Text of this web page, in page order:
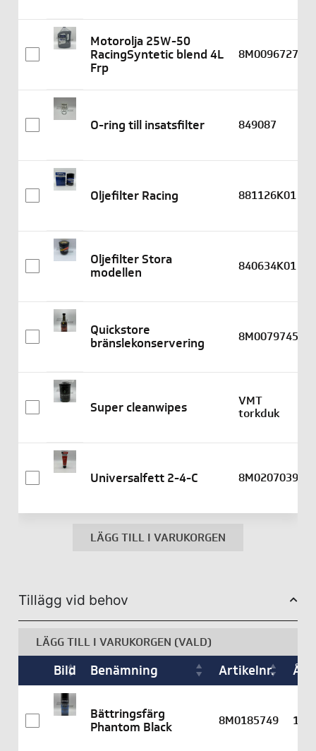
Motorolja 25W-50
RacingSyntetic blend 4L
Frp
8M0096727
O-ring till insatsfilter 849087
Oljefilter Racing 881126K01
Oljefilter Stora
modellen 840634K01
Quickstore
bränslekonservering 8M0079745
Super cleanwipes VMT
torkduk
Universalfett 2-4-C 8M0207039
LÄGG TILL I VARUKORGEN
Tillägg vid behov
LÄGG TILL I VARUKORGEN (VALD)
Bild Benämning Artikelnr.
Bättringsfärg
Phantom Black 8M0185749 1